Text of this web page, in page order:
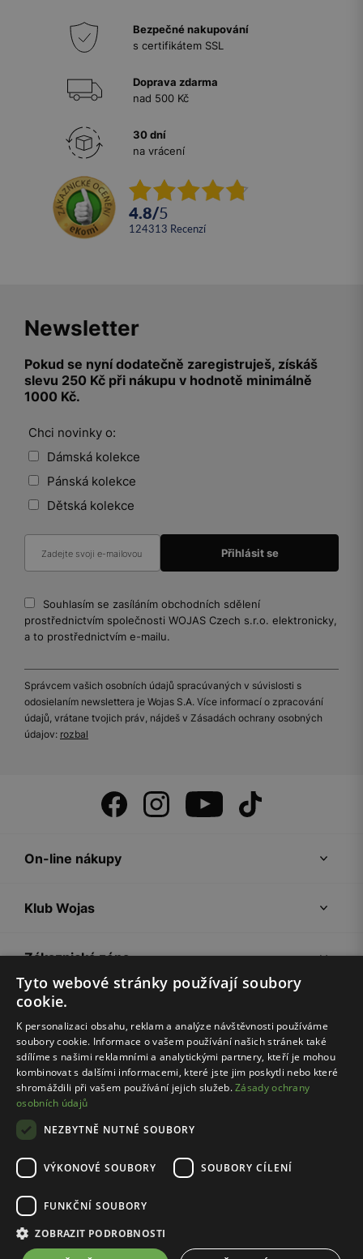
Bezpečné nakupování
s certifikátem SSL
Doprava zdarma
nad 500 Kč
30 dní
na vrácení
4.8/5
124313 recenzí
Newsletter
Pokud se nyní dodatečně zaregistruješ, získáš
slevu 250 Kč při nákupu v hodnotě minimálně
1000 Kč.
Chci novinky o:
Dámská kolekce
Pánská kolekce
Dětská kolekce
Souhlasím se zasíláním obchodních sdělení
prostřednictvím společnosti WOJAS Czech s.r.o. elektronicky,
a to prostřednictvím e-mailu.
Správcem vašich osobních údajů spracúvaných v súvislosti s
odosielaním newslettera je Wojas S.A. Více informací o zpracování
údajů, vrátane tvojich práv, nájdeš v Zásadách ochrany osobných
údajov: rozbal
On-line nákupy
Klub Wojas
Zákaznická zóna
Společnost Wojas
Rady
© Wojas 2026
Pravidla e-shopu
Zásady ochrany osobních údajů
Tyto webové stránky používají soubory
cookie.
K personalizaci obsahu, reklam a analýze návštěvnosti používáme
soubory cookie. Informace o vašem používání našich stránek také
sdílíme s našimi reklamními a analytickými partnery, kteří je mohou
kombinovat s dalšími informacemi, které jste jim poskytli nebo které
shromáždili při vašem používání jejich služeb.Zásady ochrany
osobních údajů
NEZBYTNĚ NUTNÉ SOUBORY
VÝKONOVÉ SOUBORY SOUBORY CÍLENÍ
FUNKČNÍ SOUBORY
ZOBRAZIT PODROBNOSTI